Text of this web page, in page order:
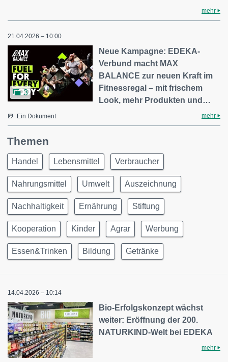
mehr
21.04.2026 – 10:00
3
Neue Kampagne: EDEKA-
Verbund macht MAX
BALANCE zur neuen Kraft im
Fitnessregal – mit frischem
Look, mehr Produkten und…
Ein Dokument mehr
Themen
Handel Lebensmittel Verbraucher
Nahrungsmittel Umwelt Auszeichnung
Nachhaltigkeit Ernährung Stiftung
Kooperation Kinder Agrar Werbung
Essen&Trinken Bildung Getränke
14.04.2026 – 10:14
Bio-Erfolgskonzept wächst
weiter: Eröffnung der 200.
NATURKIND-Welt bei EDEKA
mehr